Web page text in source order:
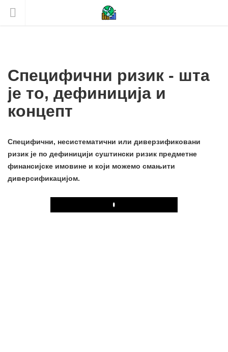
Специфични ризик - шта
је то, дефиниција и
концепт
Специфични, несистематични или диверзификовани
ризик је по дефиницији суштински ризик предметне
финансијске имовине и који можемо смањити
диверсификацијом.
Play